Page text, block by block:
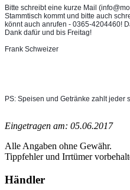
Bitte schreibt eine kurze Mail
Stammtisch kommt und bitte auch
könnt auch anrufen - 0365-4204460!
Dank dafür und bis Freitag!
Frank Schweizer
PS: Speisen und Getränke zahlt jeder
Eingetragen am: 05.06.2017
Alle Angaben ohne Gewähr.
Tippfehler und Irrtümer
Händler